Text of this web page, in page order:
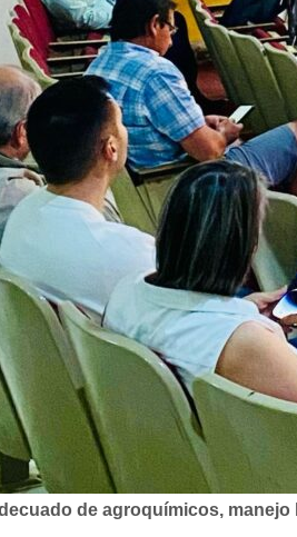
de agroquímicos,